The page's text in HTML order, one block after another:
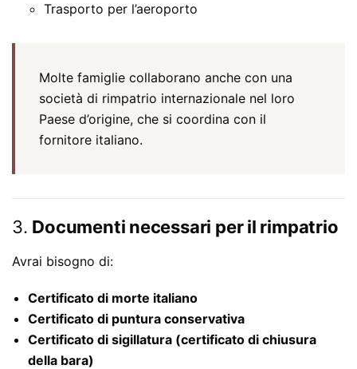
Trasporto per l’aeroporto
Molte famiglie collaborano anche con una
società di rimpatrio internazionale nel loro
Paese d’origine, che si coordina con il
fornitore italiano.
3. Documenti necessari per il rimpatrio
Avrai bisogno di:
Certificato di morte italiano
Certificato di puntura conservativa
Certificato di sigillatura (certificato di chiusura
della bara)